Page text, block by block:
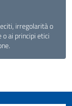
irregolarità o
ai principi etici